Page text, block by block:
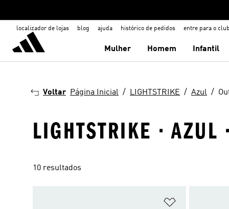
localizador de lojas blog ajuda histórico de pedidos entre para o
Mulher Homem Infantil
Voltar Página Inicial LIGHTSTRIKE Azul
LIGHTSTRIKE · AZUL
10 resultados